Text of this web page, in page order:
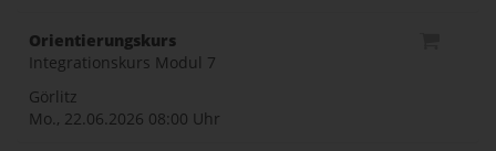
Orientierungskurs
Integrationskurs Modul 7
Görlitz
Mo., 22.06.2026 08:00 Uhr